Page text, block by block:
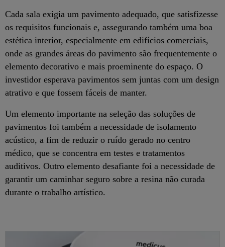
Cada sala exigia um pavimento adequado, que satisfizesse
os requisitos funcionais e, assegurando também uma boa
estética interior, especialmente em edifícios comerciais,
onde as grandes áreas do pavimento são frequentemente o
elemento decorativo e mais proeminente do espaço. O
investidor esperava pavimentos sem juntas com um design
atrativo e que fossem fáceis de manter.
Um elemento importante na seleção das soluções de
pavimentos foi também a necessidade de isolamento
acústico, a fim de reduzir o ruído gerado no centro
médico, que se concentra em testes e tratamentos
auditivos. Outro elemento desafiante foi a necessidade de
garantir um caminhar seguro sobre a resina não curada
durante o trabalho artístico.